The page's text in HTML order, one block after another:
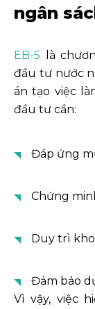
ngân
EB-5 là
đầu tư nước
án tạo việc
đầu tư cần:
Đáp ứng
Chứng
Duy trì
Đảm bảo
Vì vậy, việc